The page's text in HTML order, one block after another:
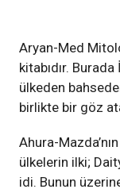
Aryan-Med
kitabıdır.
ülkeden
birlikte bir göz
Ahura-
ülkelerin ilki;
idi. Bunun